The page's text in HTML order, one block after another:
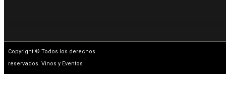
Copyright © Todos los derechos
reservados. Vinos y Eventos